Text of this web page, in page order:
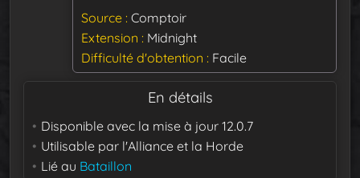
Source Comptoir
Extension
Midnight
Difficulté d'obtention
Facile
En détails
Disponible avec la mise à jour 12.0.7
Utilisable par l'Alliance et la Horde
Lié au Bataillon